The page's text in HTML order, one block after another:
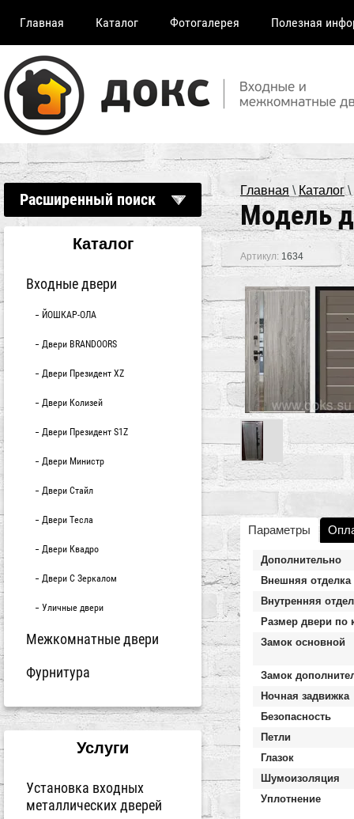
Главная Каталог Фотогалерея Полезная
Расширенный поиск
Каталог
Входные двери
ЙОШКАР-ОЛА
Двери BRANDOORS
Двери Президент XZ
Двери Колизей
Двери Президент S1Z
Двери Министр
Двери Стайл
Двери Тесла
Двери Квадро
Двери С Зеркалом
Уличные двери
Межкомнатные двери
Фурнитура
Услуги
Установка входных
металлических дверей
Главная \ Каталог \
Модель
Артикул: 1634
Параметры
Дополнительно
Внешняя отделка
Внутренняя
Размер двери по
Замок основной
Замок
Ночная задвижка
Безопасность
Петли
Глазок
Шумоизоляция
Уплотнение